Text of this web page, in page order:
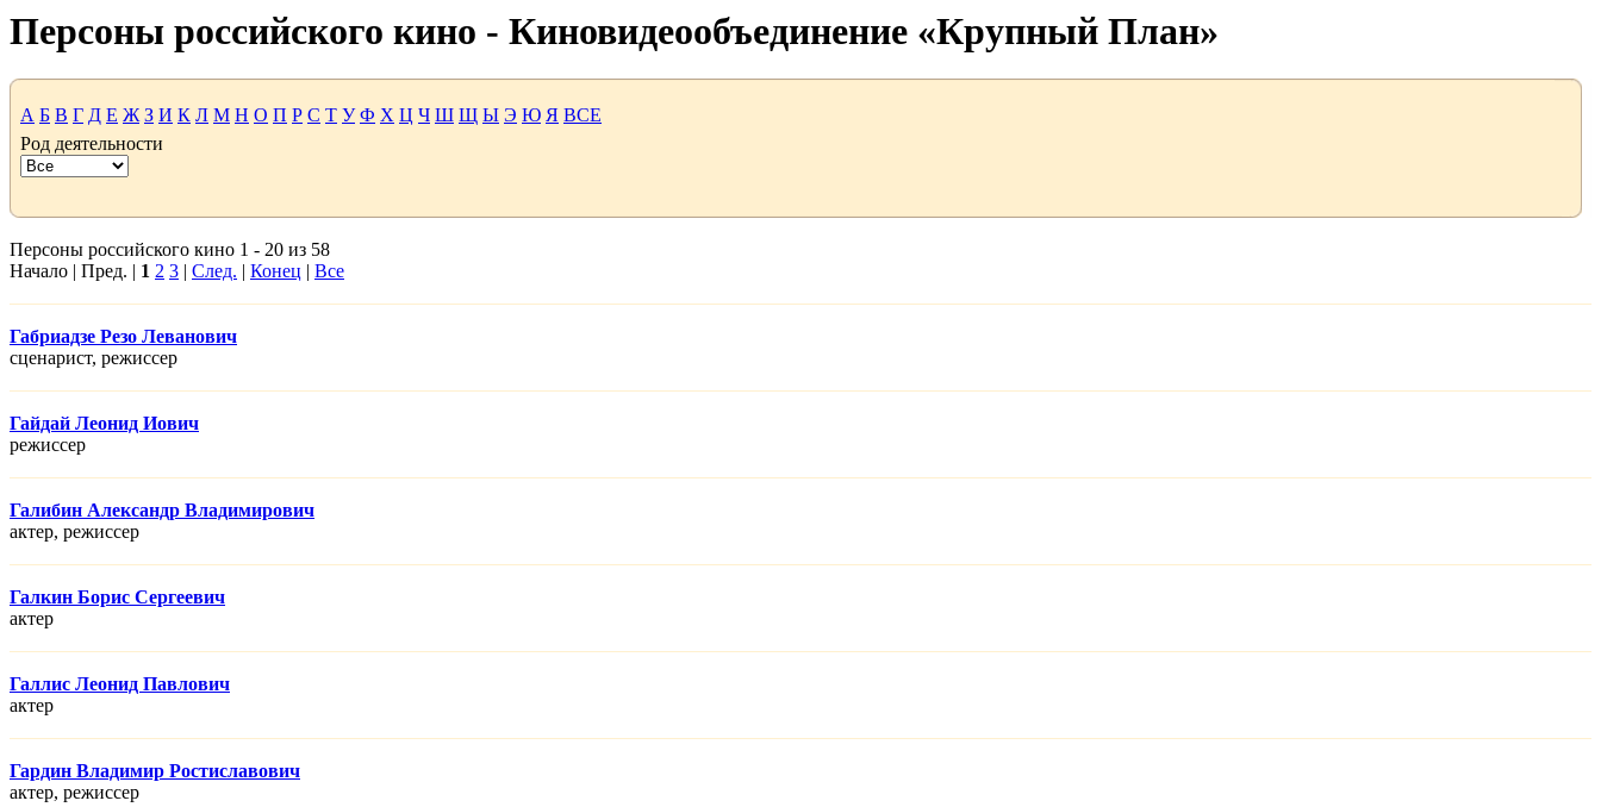
Персоны российского кино - Киновидеообъединение «Крупный План»
А Б В Г Д Е Ж З И К Л М Н О П Р С Т У Ф Х Ц Ч Ш Щ Ы Э Ю Я ВСЕ
Род деятельности
Персоны российского кино 1 - 20 из 58
Начало | Пред. | 1 2 3 | След. | Конец | Все
Габриадзе Резо Леванович
сценарист, режисcер
Гайдай Леонид Иович
режисcер
Галибин Александр Владимирович
актер, режисcер
Галкин Борис Сергеевич
актер
Галлис Леонид Павлович
актер
Гардин Владимир Ростиславович
актер, режисcер